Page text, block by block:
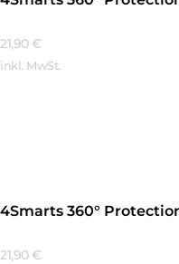
21,90 €
inkl. MwSt.
4Smarts 360°
21,90 €